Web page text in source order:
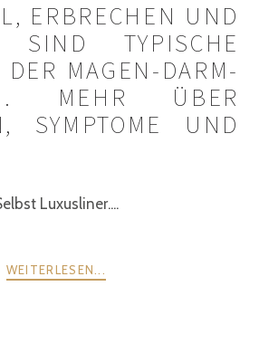
ERBRECHEN UND
SIND TYPISCHE
DER MAGEN-DARM-
MEHR ÜBER
SYMPTOME UND
Luxusliner....
WEITERLESEN...